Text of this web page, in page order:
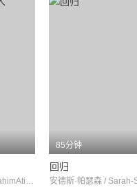
KimFupzAakeson / IbrahimAtillaAgyun / LotteAndersen
85分钟
回归